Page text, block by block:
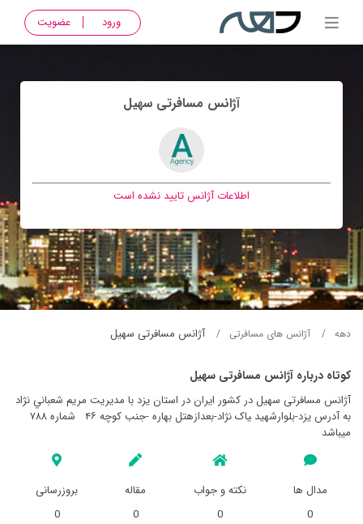
ورود عضویت
آژانس مسافرتی سهيل
اطلاعات آژانس تایید نشده است
دهه آژانس های مسافرتی آژانس مسافرتی سهيل
کوتاه درباره آژانس مسافرتی سهيل
آژانس مسافرتی سهيل در کشور ایران در استان يزد با مدیریت مريم شعباني نژاد
به آدرس یزد-بلوارشهید ‍‍‍‍‍‍‍ياک نژاد-بعدازهتل بهاره -جنب کوچه ۴۶‍‍‍‍‍‍‍ ‍‍‍‍ ‍‍‍‍‍ شماره ۷۸۸
میباشد
مدال ها
0
نکته و جواب
0
مقاله
0
بروزرسانی
0